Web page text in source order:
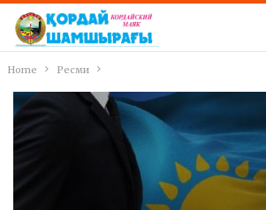
Home Ресми